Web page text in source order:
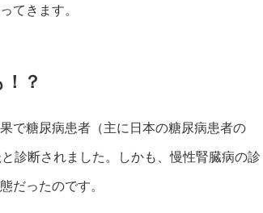
てきます。
？
で糖尿病患者（主に日本の糖尿病患者の
と診断されました。しかも、慢性腎臓病の診
だったのです。